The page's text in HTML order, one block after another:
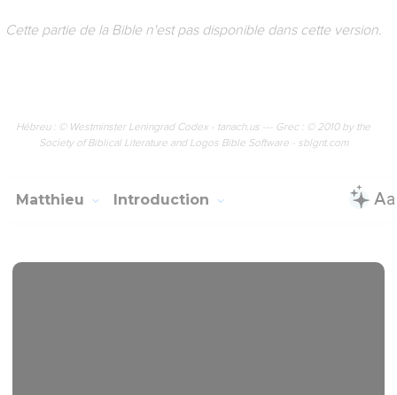
Cette partie de la Bible n'est pas disponible dans cette version.
Hébreu : © Westminster Leningrad Codex - tanach.us --- Grec : © 2010 by the
Society of Biblical Literature and Logos Bible Software - sblgnt.com
Matthieu Introduction